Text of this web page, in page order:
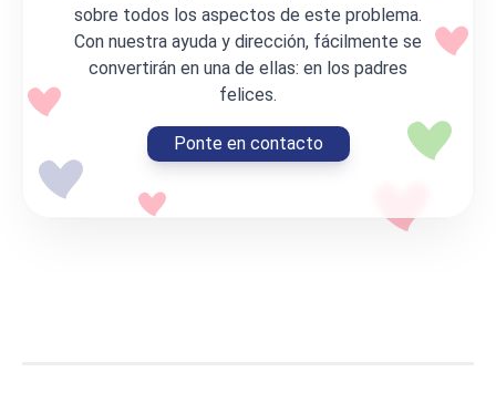
sobre todos los aspectos de este problema.
Con nuestra ayuda y dirección, fácilmente se
convertirán en una de ellas: en los padres
felices.
Ponte en contacto